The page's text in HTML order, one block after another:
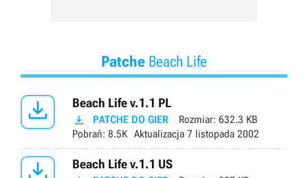
Patche Beach Life
 Beach Life v.1.1 PL
 PATCHE DO GIER Rozmiar: 632.3 KB
Pobrań: 8.5K Aktualizacja 7 listopada 2002
 Beach Life v.1.1 US